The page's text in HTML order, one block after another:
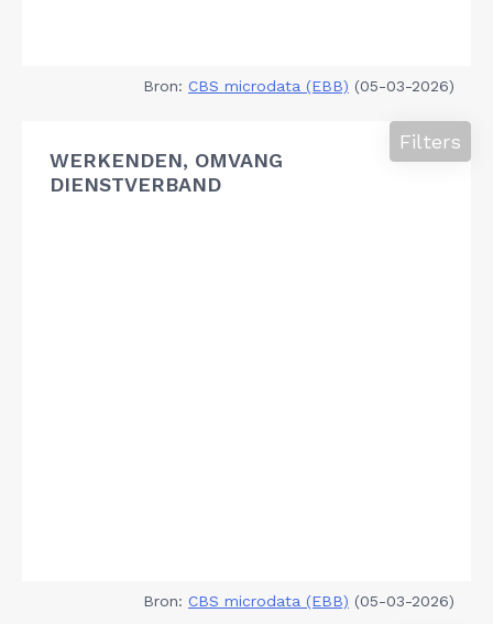
Bron: CBS microdata (EBB) (05-03-2026)
WERKENDEN, OMVANG
DIENSTVERBAND
Filters
Bron: CBS microdata (EBB) (05-03-2026)